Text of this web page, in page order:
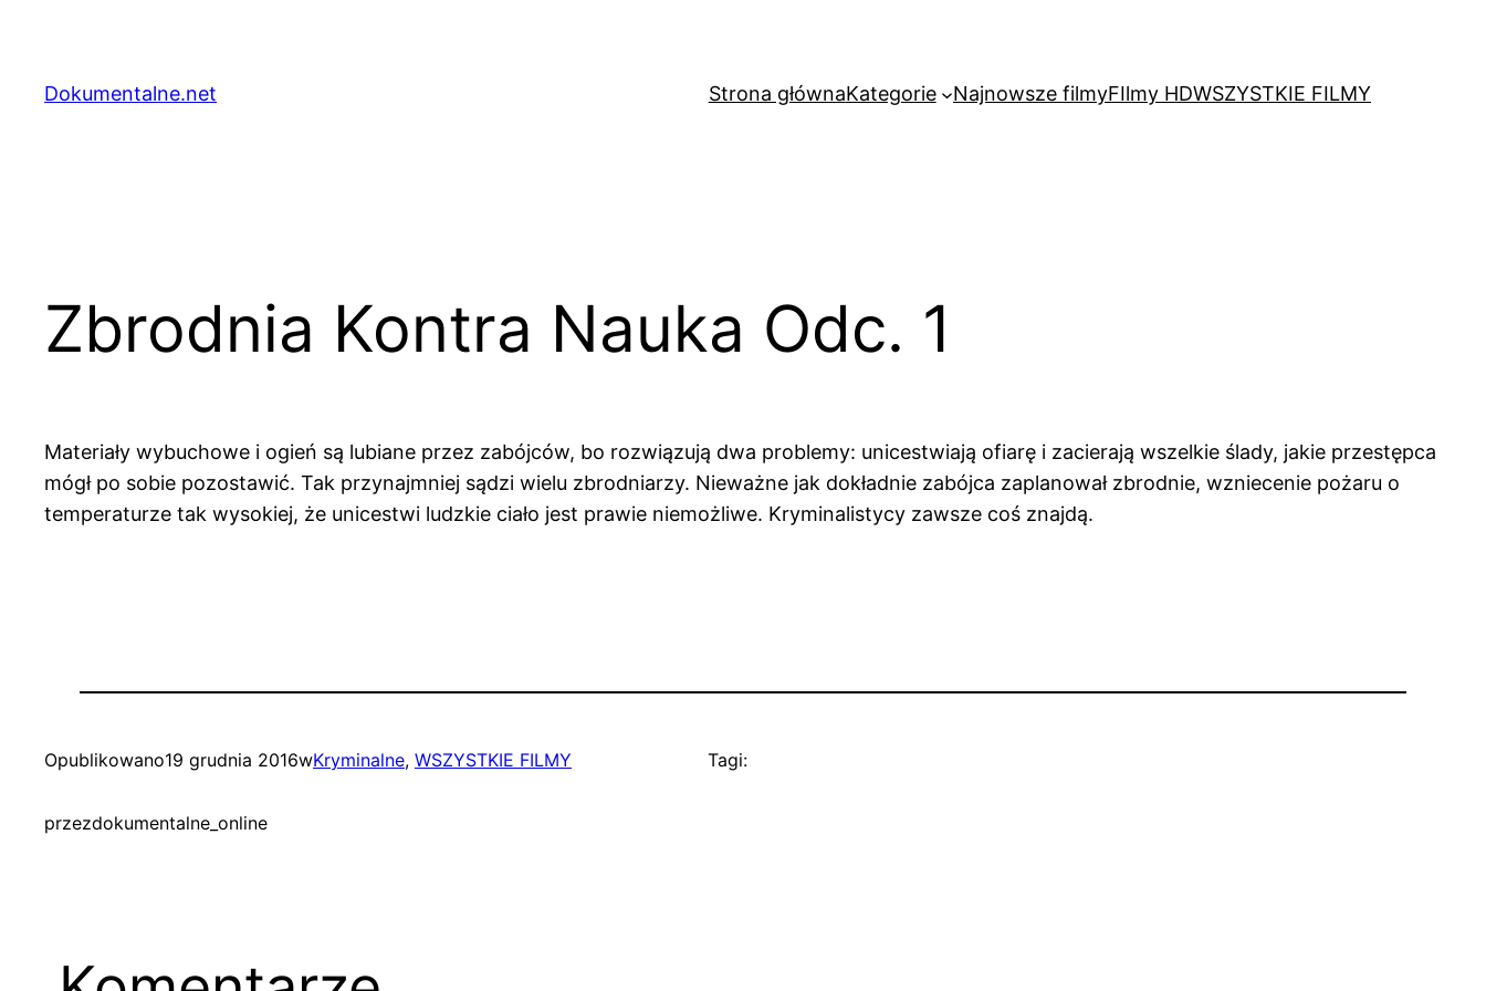
treściDokumentalne.net Strona głównaKategorie Najnowsze filmyFIlmy HDWSZYSTKIE FILMY
Zbrodnia Kontra Nauka Odc. 1
Materiały wybuchowe i ogień są lubiane przez zabójców, bo rozwiązują dwa problemy: unicestwiają ofiarę i zacierają wszelkie ślady, jakie przestępca
mógł po sobie pozostawić. Tak przynajmniej sądzi wielu zbrodniarzy. Nieważne jak dokładnie zabójca zaplanował zbrodnie, wzniecenie pożaru o
temperaturze tak wysokiej, że unicestwi ludzkie ciało jest prawie niemożliwe. Kryminalistycy zawsze coś znajdą.
Opublikowano19 grudnia 2016wKryminalne, WSZYSTKIE FILMY
przezdokumentalne_online
Tagi: